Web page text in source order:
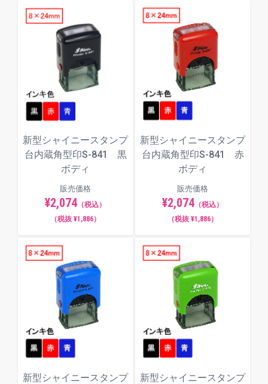
新型シャイニースタンプ
台内蔵角型印S-841 黒
ボディ
販売価格
¥2,074 （税込）
（税抜 ¥1,886）
新型シャイニースタンプ
台内蔵角型印S-841 赤
ボディ
販売価格
¥2,074 （税込）
（税抜 ¥1,886）
新型シャイニースタンプ
新型シャイニースタンプ